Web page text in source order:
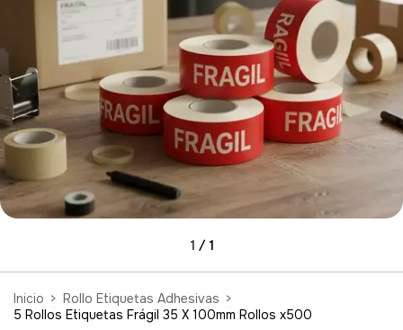
1 / 1
Inicio > Rollo Etiquetas Adhesivas >
5 Rollos Etiquetas Frágil 35 X 100mm Rollos x500